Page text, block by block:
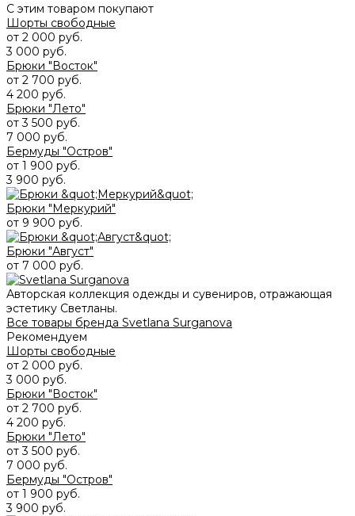
С этим товаром покупают
Шорты свободные
от 2 000 руб.
3 000 руб.
Брюки "Восток"
от 2 700 руб.
4 200 руб.
Брюки "Лето"
от 3 500 руб.
7 000 руб.
Бермуды "Остров"
от 1 900 руб.
3 900 руб.
Брюки "Меркурий"
от 9 900 руб.
Брюки "Август"
от 7 000 руб.
Авторская коллекция одежды и сувениров, отражающая
эстетику Светланы.
Все товары бренда Svetlana Surganova
Рекомендуем
Шорты свободные
от 2 000 руб.
3 000 руб.
Брюки "Восток"
от 2 700 руб.
4 200 руб.
Брюки "Лето"
от 3 500 руб.
7 000 руб.
Бермуды "Остров"
от 1 900 руб.
3 900 руб.